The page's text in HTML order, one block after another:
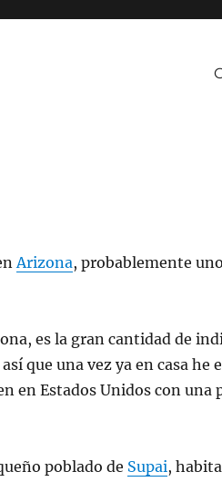
Arizona, probablemente
es la gran cantidad de
que una vez ya en casa he
en Estados Unidos con
poblado de Supai,